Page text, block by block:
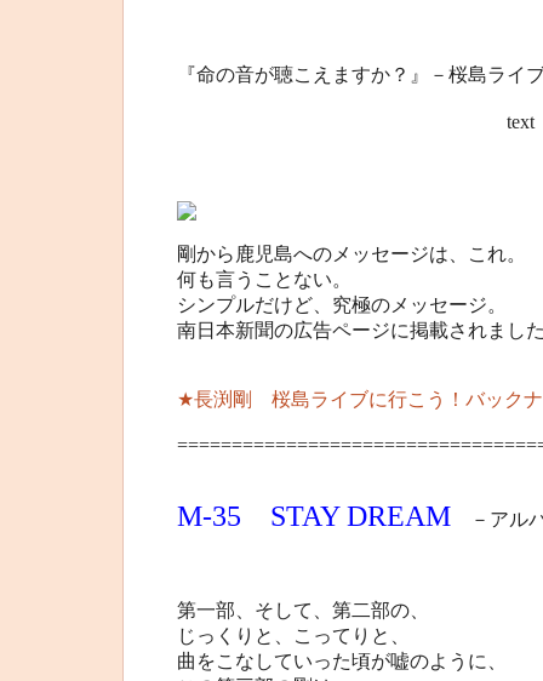
『命の音が聴こえますか？』－桜島ライ
text 桜島”オー
剛から鹿児島へのメッセージは、これ。
何も言うことない。
シンプルだけど、究極のメッセージ。
南日本新聞の広告ページに掲載されまし
★長渕剛 桜島ライブに行こう！バック
M-35 STAY DREAM －アル
第一部、そして、第二部の、
じっくりと、こってりと、
曲をこなしていった頃が嘘のように、